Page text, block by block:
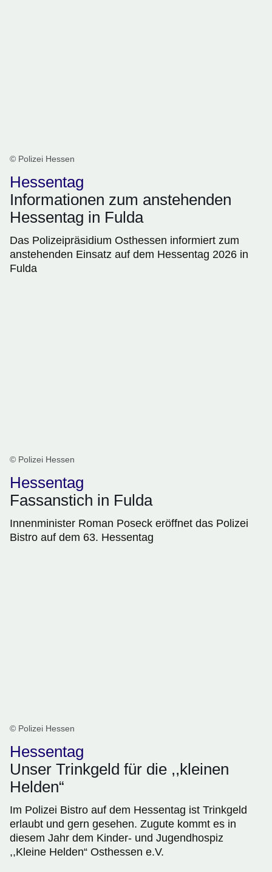
© Polizei Hessen
Hessentag
Informationen zum anstehenden
Hessentag in Fulda
Das Polizeipräsidium Osthessen informiert zum
anstehenden Einsatz auf dem Hessentag 2026 in
Fulda
© Polizei Hessen
Hessentag
Fassanstich in Fulda
Innenminister Roman Poseck eröffnet das Polizei
Bistro auf dem 63. Hessentag
© Polizei Hessen
Hessentag
Unser Trinkgeld für die ,,kleinen
Helden“
Im Polizei Bistro auf dem Hessentag ist Trinkgeld
erlaubt und gern gesehen. Zugute kommt es in
diesem Jahr dem Kinder- und Jugendhospiz
,,Kleine Helden“ Osthessen e.V.